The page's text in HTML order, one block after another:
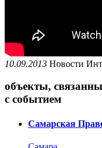
10.09.2013 Новости
объекты,
с событием
Самарская